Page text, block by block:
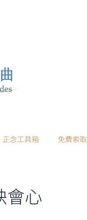
正念工具箱 免費索取
會心